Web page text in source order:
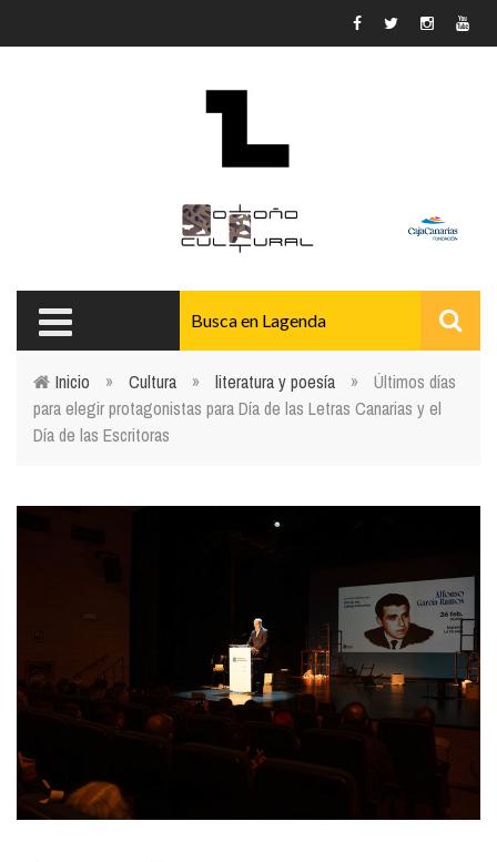
Usted está aquí
Inicio » Cultura » literatura y poesía »
Últimos días
para elegir protagonistas para Día de las Letras Canarias y el
Día de las Escritoras